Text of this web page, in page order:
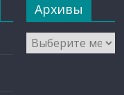
Архивы
Архивы